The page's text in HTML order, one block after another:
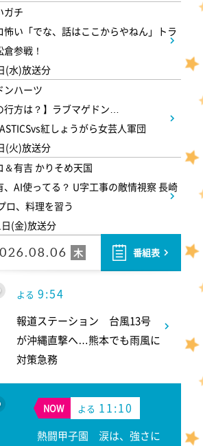
ガチ
怖い「でな、話はここからやねん」トラ
倉参戦！
(水)放送分
ンハーツ
行方は？】ラブマゲドン…
紅しょうがら女芸人軍団
(火)放送分
＆有吉 かりそめ天国
、AI使ってる？ U字工事の敵情視察 長崎
ロ、料理を習う
(金)放送分
木 番組表
午後
スーパーJチャンネル 井澤健
太朗と森山みなみが<ニュース
のハテナ>を深掘り
よる 7:00
相葉ヒロミのお困りですカ
ー? 2時間SP
よる 9:00
大空港～GATE24～ #3
よる 9:54
報道ステーション 台風13号
が沖縄直撃へ…熊本でも雨風に
対策急務
NOW よる 11:10
熱闘甲子園 涙は、強さに